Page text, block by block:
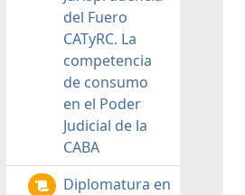
del Fuero
CATyRC. La
competencia
de consumo
en el Poder
Judicial de la
CABA
Diplomatura en